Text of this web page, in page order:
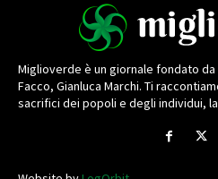
Miglioverde è un giornale fondato
Facco, Gianluca Marchi. Ti
sacrifici dei popoli e degli individui,